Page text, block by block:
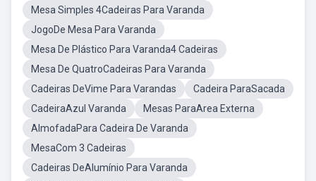
Mesa Simples 4Cadeiras Para Varanda
JogoDe Mesa Para Varanda
Mesa De Plástico Para Varanda4 Cadeiras
Mesa De QuatroCadeiras Para Varanda
Cadeiras DeVime Para Varandas
Cadeira ParaSacada
CadeiraAzul Varanda
Mesas ParaArea Externa
AlmofadaPara Cadeira De Varanda
MesaCom 3 Cadeiras
Cadeiras DeAlumínio Para Varanda